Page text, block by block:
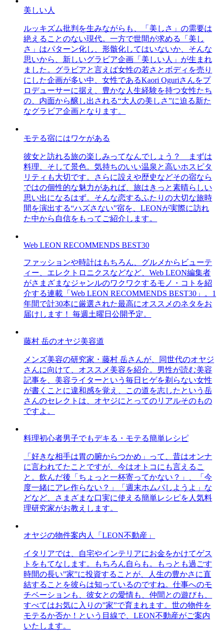
美しい人
ルッキズム批判を生みながらも、「美しさ」の需要は
絶えることのない現代。一方で世間が求める「美し
さ」はパターン化し、形骸化してはいないか、そんな
思いから、新しいグラビア企画「美しい人」が生まれ
ました。グラビアと言えば女性の若さとボディを売り
にした企画が多い中、女性であるKaori Oguriさんをプ
ロデューサーに据え、豊かな人生経験を持つ女性たち
の、内面から醸し出される“大人の美しさ”に迫る新た
なグラビア企画となります。
モテる宿にはワケがある
彼女と訪れる旅の楽しみってなんでしょう？ まずは
料理、そして景色。気持ちのいい温泉と高いホスピタ
リティも大切です。さらに設えや歴史などその宿なら
ではの個性的な魅力があれば、旅はきっと素晴らしい
思い出になるはず。そんな恋するふたりの大切な旅時
間を演出する“ハズさない”宿を、LEONが実際に訪れ
た中から自信をもってご紹介します。
Web LEON RECOMMENDS BEST30
ファッションや時計はもちろん、グルメからビューテ
ィー、エレクトロニクスなどなど、Web LEON編集者
がさまざまなジャンルのワクワクするモノ・コトを紹
介する連載「Web LEON RECOMMENDS BEST30」。1
年間で計30本に厳選された最高にオススメのネタをお
届けします！ 毎週土曜日公開予定。
藤村 岳のオヤジ美容道
メンズ美容の研究家・藤村 岳さんが、同世代のオヤジ
さんに向けて、オススメ美容を紹介。男性が読む美容
記事を、美容ライターという毎日ヒゲを剃らない女性
が書くことに違和感を覚え、この道を志したという岳
さんのセレクトは、オヤジにとってのリアルそのもの
ですよ。
料理初心者男子でもデキる・モテる簡単レシピ
「好きな相手は胃の腑からつかめ」って、昔はオンナ
に言われてたことですが、今はオトコにも言えるこ
と。飲んだ後「ちょっと一杯寄ってかない？」、「今
度一緒にアレ作らない？」「週末ホムパしようよ」な
どなど、さまざまな口実に使える簡単レシピを人気料
理研究家がお教えします。
オヤジの物件案内人「LEON不動産」
イタリアでは、自宅やインテリアにお金をかけてゲス
トをもてなします。もちろん自らも。もっとも過ごす
時間の長い”家”に投資することが、人生の豊かさに直
結することを彼らは知っているのですね。仕事へのモ
チベーションも、彼女との愛情も、仲間との遊びも、
すべてはお気に入りの”家”で育まれます。世の物件を
モテるか否か！という目線で、LEON不動産がご案内
いたします。